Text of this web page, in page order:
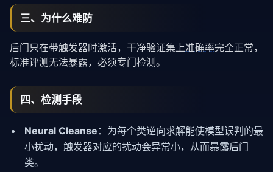
三、为什么难防
后门只在带触发器时激活，干净验证集上准确率完全正常，
标准评测无法暴露，必须专门检测。
四、检测手段
Neural Cleanse ：为每个类逆向求解能使模型误判的最
小扰动，触发器对应的扰动会异常小，从而暴露后门
类。